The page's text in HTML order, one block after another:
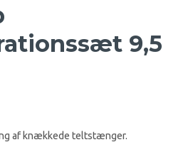
9,5
af knækkede teltstænger.